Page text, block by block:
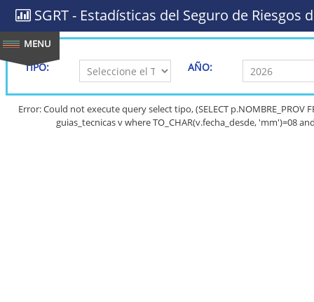
SGRT - Estadísticas del Seguro de Riesgos
TIPO: AÑO:
Error: Could not execute query select tipo, (SELECT p.NOMBRE_PROV
guias_tecnicas v where TO_CHAR(v.fecha_desde, 'mm')=08